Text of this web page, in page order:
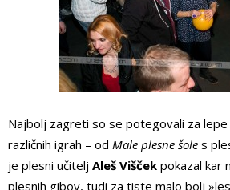
Najbolj zagreti so se potegovali za
različnih igrah – od Male plesne šole s
je plesni učitelj Aleš Višček pokazal kar
plesnih gibov, tudi za tiste malo bolj